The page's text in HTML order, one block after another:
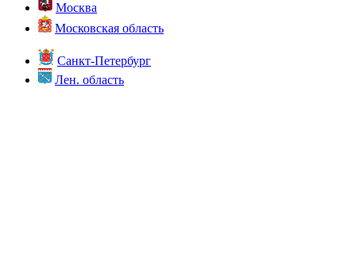
Москва
Московская область
Санкт-Петербург
Лен. область